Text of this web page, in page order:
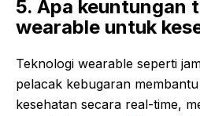
5. Apa keuntungan
wearable untuk
Teknologi wearable seperti
pelacak kebugaran
kesehatan secara real-time,